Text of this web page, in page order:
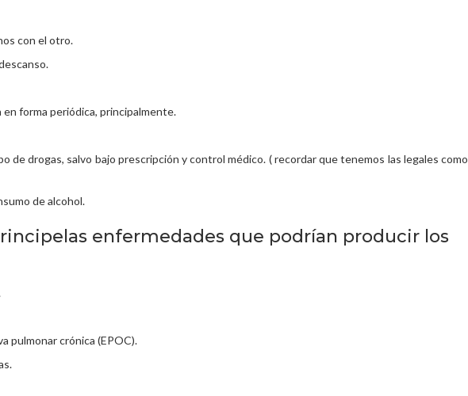
con el otro.
en forma periódica, principalmente.
de drogas, salvo bajo prescripción y control médico. ( recordar que tenemos las legales como
de alcohol.
enfermedades que podrían producir los
pulmonar crónica (EPOC).